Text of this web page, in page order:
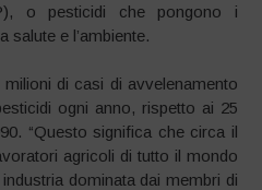
o pesticidi che pongono i
salute e l’ambiente.
di casi di avvelenamento
ogni anno, rispetto ai 25
“Questo significa che circa il
agricoli di tutto il mondo
dominata dai membri di